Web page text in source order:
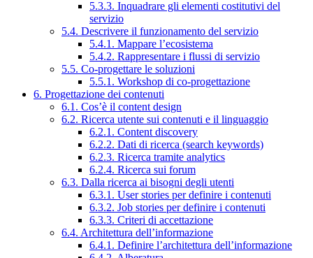
5.3.3. Inquadrare gli elementi costitutivi del
servizio
5.4. Descrivere il funzionamento del servizio
5.4.1. Mappare l’ecosistema
5.4.2. Rappresentare i flussi di servizio
5.5. Co-progettare le soluzioni
5.5.1. Workshop di co-progettazione
6. Progettazione dei contenuti
6.1. Cos’è il content design
6.2. Ricerca utente sui contenuti e il linguaggio
6.2.1. Content discovery
6.2.2. Dati di ricerca (search keywords)
6.2.3. Ricerca tramite analytics
6.2.4. Ricerca sui forum
6.3. Dalla ricerca ai bisogni degli utenti
6.3.1. User stories per definire i contenuti
6.3.2. Job stories per definire i contenuti
6.3.3. Criteri di accettazione
6.4. Architettura dell’informazione
6.4.1. Definire l’architettura dell’informazione